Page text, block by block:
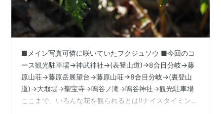
■メイン写真可憐に咲いていたフクジュソウ ■今回のコ
ース観光駐車場→神武神社→(表登山道)→8合目分岐→藤
原山荘→藤原岳展望台→藤原山荘→8合目分岐→(裏登山
道)→大堰堤→聖宝寺→鳴谷ノ滝→鳴谷神社→観光駐車場
ここまで、いろんな花を観られるとは!!ナイスタイミング